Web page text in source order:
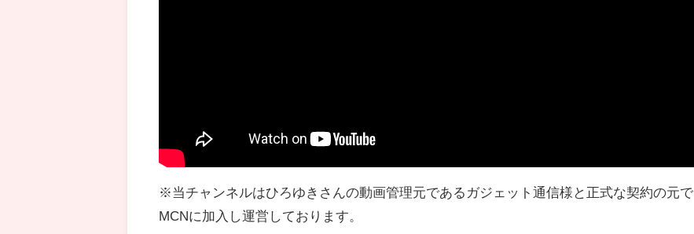
※当チャンネルはひろゆきさんの動画管理元であるガジェット通信様と正式な契約の元で
MCNに加入し運営しております。